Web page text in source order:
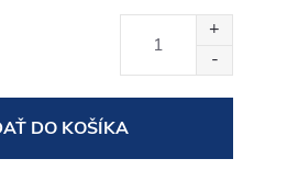
DO KOŠÍKA